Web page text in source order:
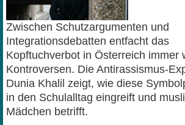
Zwischen Schutzargumenten und
Integrationsdebatten entfacht das
Kopftuchverbot in Österreich immer
Kontroversen. Die Antirassismus-
Dunia Khalil zeigt, wie diese
in den Schulalltag eingreift und
Mädchen betrifft.